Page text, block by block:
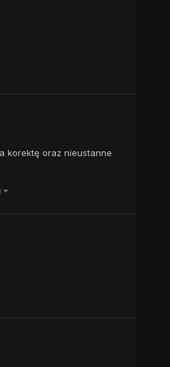
korektę oraz nieustanne